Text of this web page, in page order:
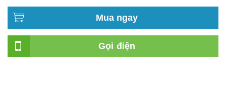
Mua ngay
Gọi điện